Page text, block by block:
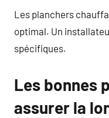
Les planchers
optimal. Un
spécifiques.
Les bonnes
assurer la